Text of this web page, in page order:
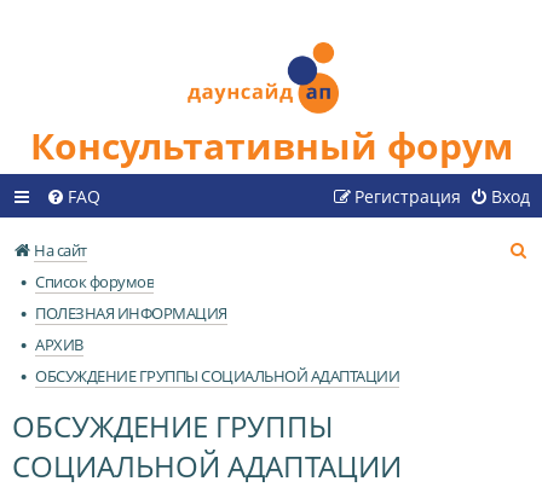
Консультативный форум
FAQ Вход
Регистрация
На сайт
Список форумов
ПОЛЕЗНАЯ ИНФОРМАЦИЯ
АРХИВ
ОБСУЖДЕНИЕ ГРУППЫ СОЦИАЛЬНОЙ АДАПТАЦИИ
ОБСУЖДЕНИЕ ГРУППЫ
СОЦИАЛЬНОЙ АДАПТАЦИИ